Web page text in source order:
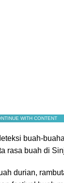
WITH CONTENT
buah-
rasa buah di
durian,